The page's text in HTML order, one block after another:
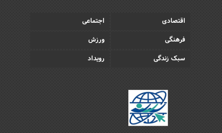
اقتصادی
اجتماعی
فرهنگی
ورزش
سبک زندگی
رویداد